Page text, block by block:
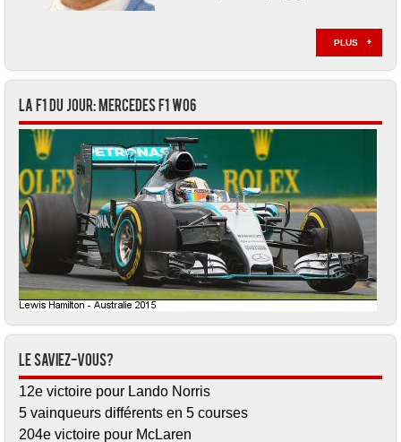
PLUS
La F1 du jour: Mercedes F1 W06
Le saviez-vous?
12e victoire pour Lando Norris
5 vainqueurs différents en 5 courses
204e victoire pour McLaren